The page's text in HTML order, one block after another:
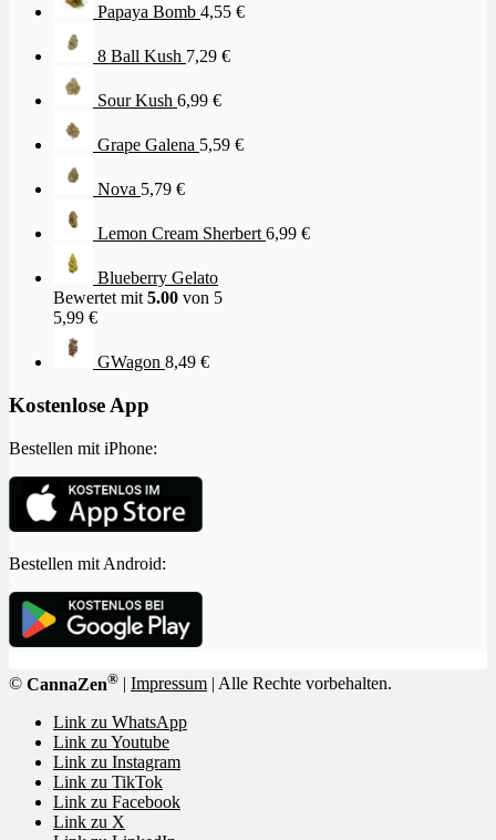
Papaya Bomb 4,55 €
8 Ball Kush 7,29 €
Sour Kush 6,99 €
Grape Galena 5,59 €
Nova 5,79 €
Lemon Cream Sherbert 6,99 €
Blueberry Gelato
Bewertet mit 5.00 von 5
5,99 €
GWagon 8,49 €
Kostenlose App
Bestellen mit iPhone:
Bestellen mit Android:
© CannaZen® Impressum | Alle Rechte vorbehalten.
Link zu WhatsApp
Link zu Youtube
Link zu Instagram
Link zu TikTok
Link zu Facebook
Link zu X